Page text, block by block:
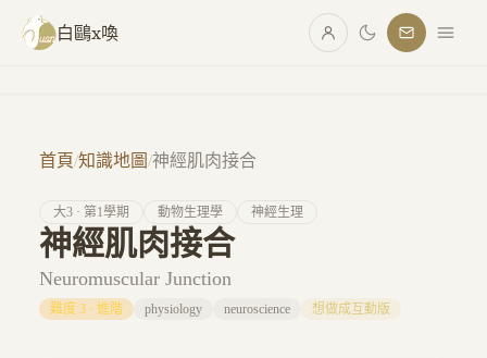
跳至主要內容
白鷗x喚
首頁/知識地圖/神經肌肉接合
大3 · 第1學期 動物生理學 神經生理
神經肌肉接合
Neuromuscular Junction
難度 3 · 進階 physiology neuroscience 想做成互動版